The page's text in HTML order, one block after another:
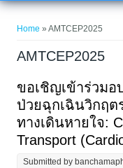
Home » AMTCEP2025
AMTCEP2025
ขอเชิญเข้าร่วมอ
ป่วยฉุกเฉินวิกฤต
ทางเดินหายใจ:
Transport
Submitted by